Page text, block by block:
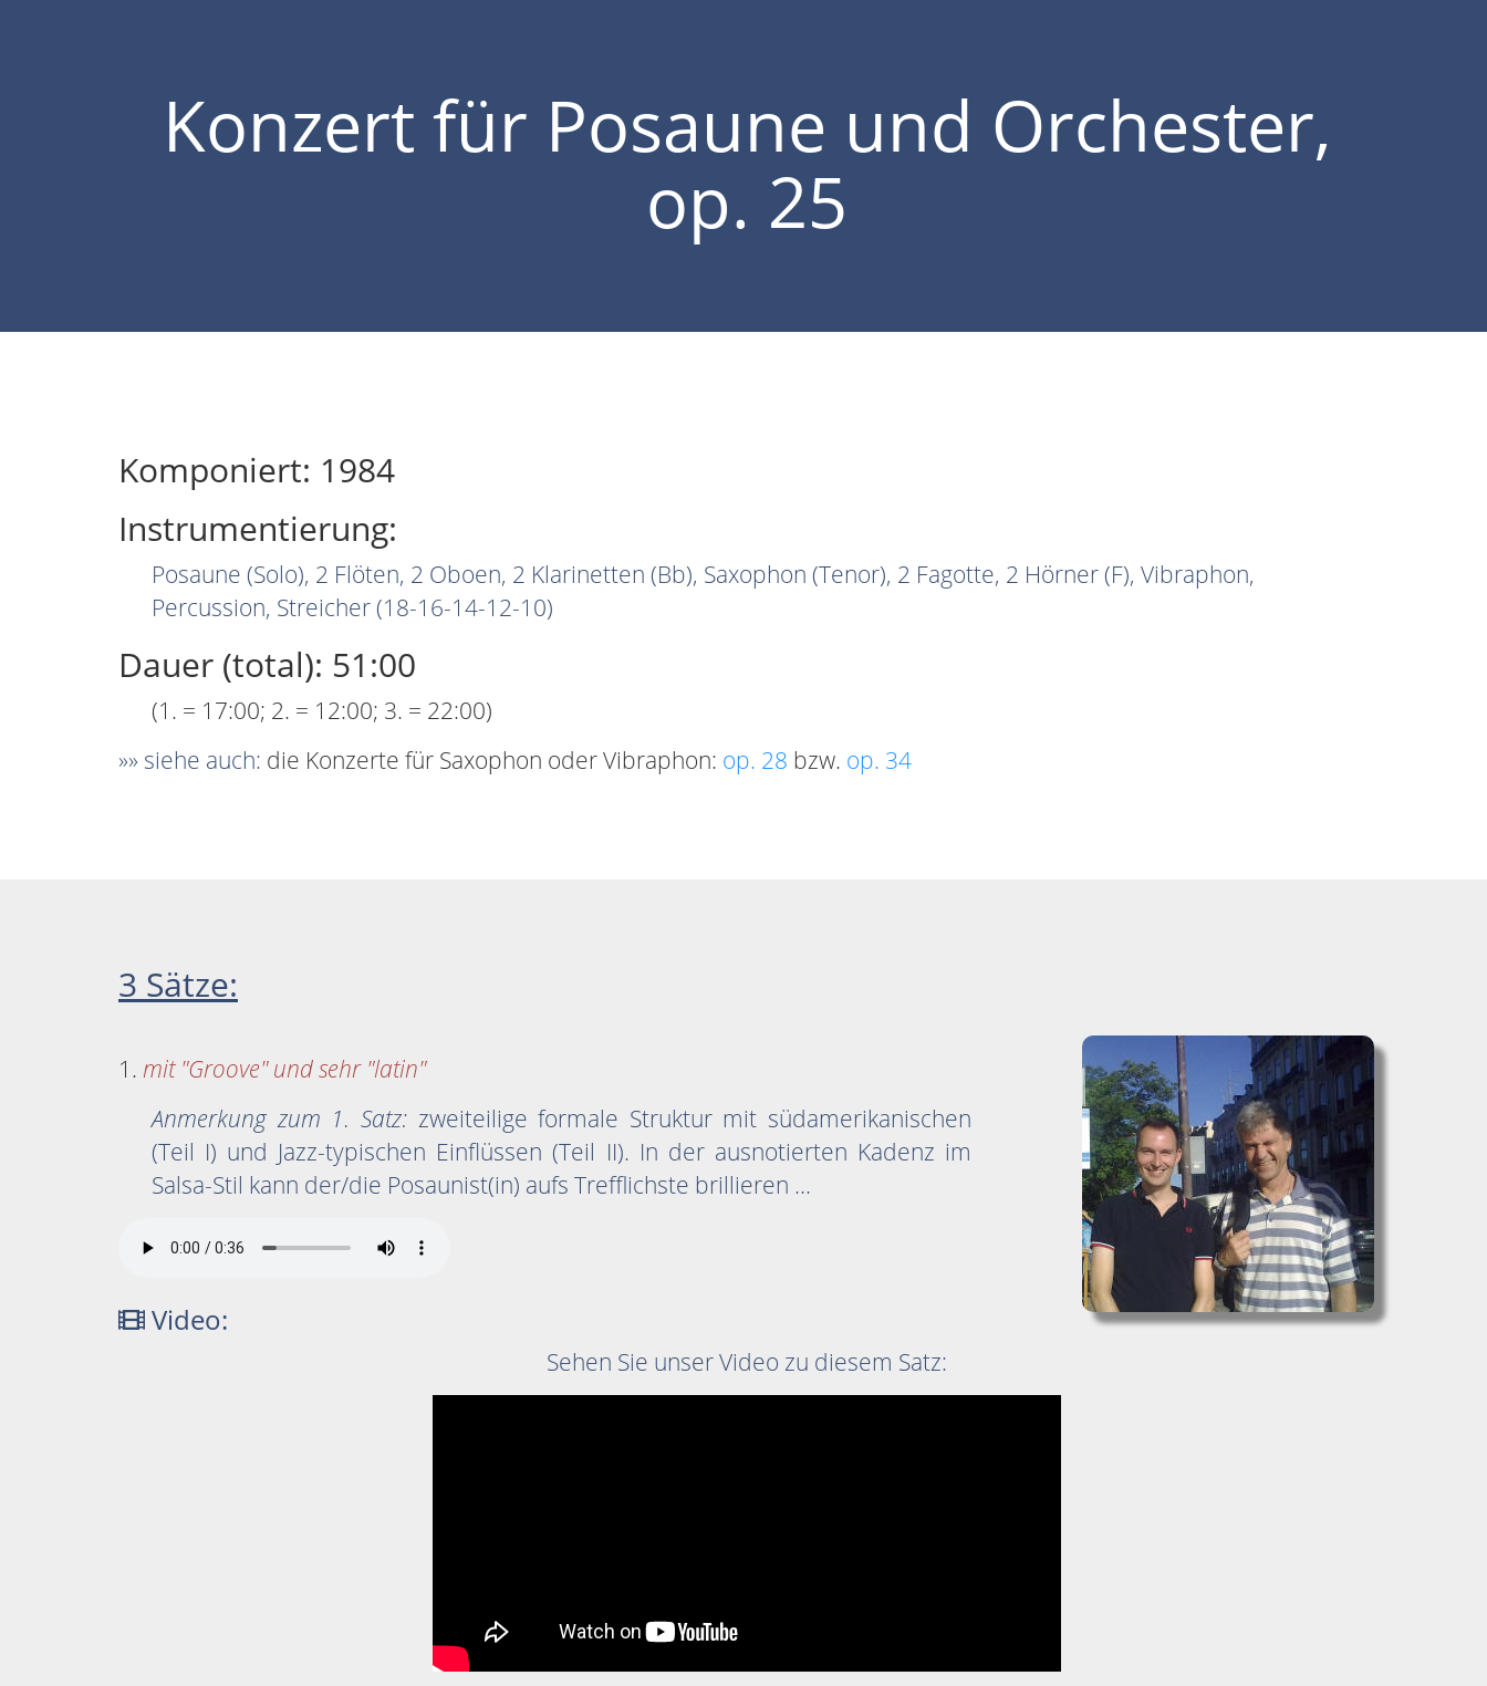
Konzert für Posaune und Orchester,
op. 25
Komponiert: 1984
Instrumentierung:
Posaune (Solo), 2 Flöten, 2 Oboen, 2 Klarinetten (Bb), Saxophon (Tenor), 2 Fagotte, 2 Hörner (F), Vibraphon,
Percussion, Streicher (18-16-14-12-10)
Dauer (total): 51:00
(1. = 17:00; 2. = 12:00; 3. = 22:00)
»» siehe auch: die Konzerte für Saxophon oder Vibraphon: op. 28 bzw. op. 34
3 Sätze:
1. mit "Groove" und sehr "latin"
Anmerkung zum 1. Satz:zweiteilige formale Struktur mit südamerikanischen
(Teil I) und Jazz-typischen Einflüssen (Teil II). In der ausnotierten Kadenz im
Salsa-Stil kann der/die Posaunist(in) aufs Trefflichste brillieren ...
Video:
Sehen Sie unser Video zu diesem Satz: